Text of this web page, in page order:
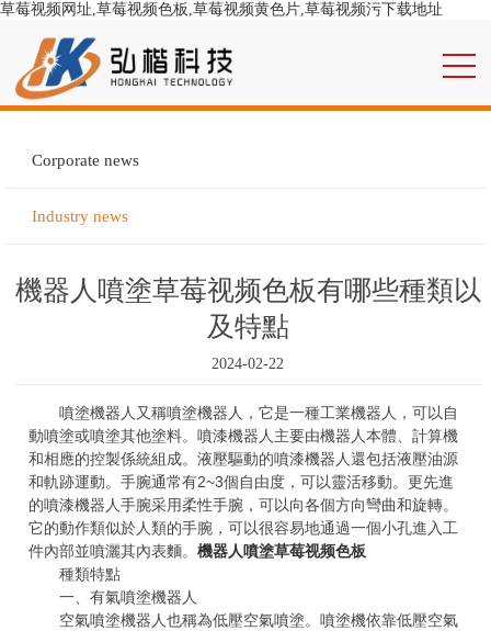
草莓视频网址,草莓视频色板,草莓视频黄色片,草莓视频污下载地址
Corporate news
Industry news
機器人噴塗草莓视频色板有哪些種類以
及特點
2024-02-22
噴塗機器人又稱噴塗機器人，它是一種工業機器人，可以自
動噴塗或噴塗其他塗料。噴漆機器人主要由機器人本體、計算機
和相應的控製係統組成。液壓驅動的噴漆機器人還包括液壓油源
和軌跡運動。手腕通常有2~3個自由度，可以靈活移動。更先進
的噴漆機器人手腕采用柔性手腕，可以向各個方向彎曲和旋轉。
它的動作類似於人類的手腕，可以很容易地通過一個小孔進入工
件內部並噴灑其內表麵。機器人噴塗草莓视频色板
種類特點
一、有氣噴塗機器人
空氣噴塗機器人也稱為低壓空氣噴塗。噴塗機依靠低壓空氣